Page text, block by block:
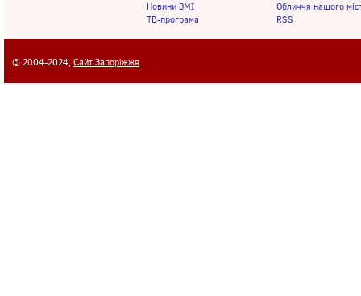
Новини ЗМІ
ТВ-програма
Обличчя нашого
RSS
© 2004-2024, Сайт Запоріжжя.